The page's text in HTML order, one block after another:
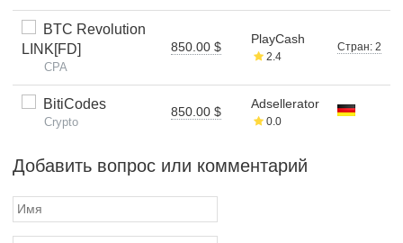
BTC Revolution
LINK[FD]
CPA
850.00 $
PlayCash
2.4
Стран: 2
BitiCodes
Crypto
850.00 $
Adsellerator
0.0
Добавить вопрос или комментарий